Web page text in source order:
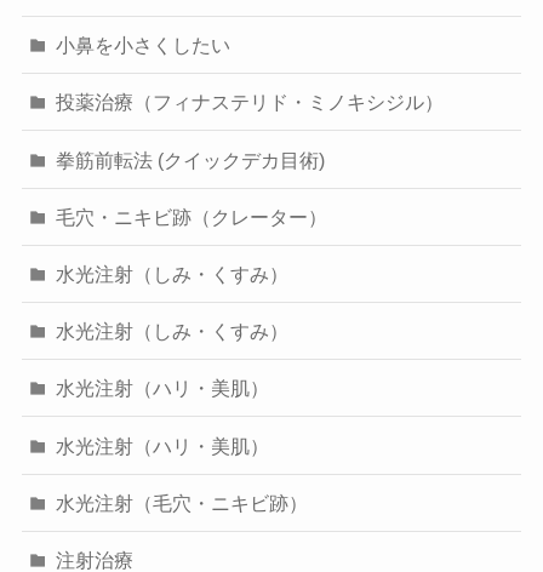
小鼻を小さくしたい
投薬治療（フィナステリド・ミノキシジル）
拳筋前転法 (クイックデカ目術)
毛穴・ニキビ跡（クレーター）
水光注射（しみ・くすみ）
水光注射（しみ・くすみ）
水光注射（ハリ・美肌）
水光注射（ハリ・美肌）
水光注射（毛穴・ニキビ跡）
注射治療